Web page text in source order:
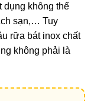
dụng không thể
sạn,… Tuy
rữa bát inox chất
không phải là